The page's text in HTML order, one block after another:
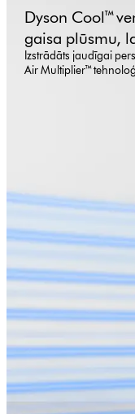
Dyson Cool™
gaisa plūsmu,
Izstrādāts jaudīgai
Air Multiplier™